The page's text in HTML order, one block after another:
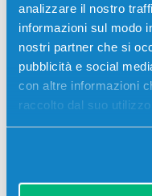
analizzare il nostro
informazioni sul modo
nostri partner che si
pubblicità e social
con altre informazioni
raccolto dal suo
Descrizione
Fusore originale Oki
per Stampanti: Oki